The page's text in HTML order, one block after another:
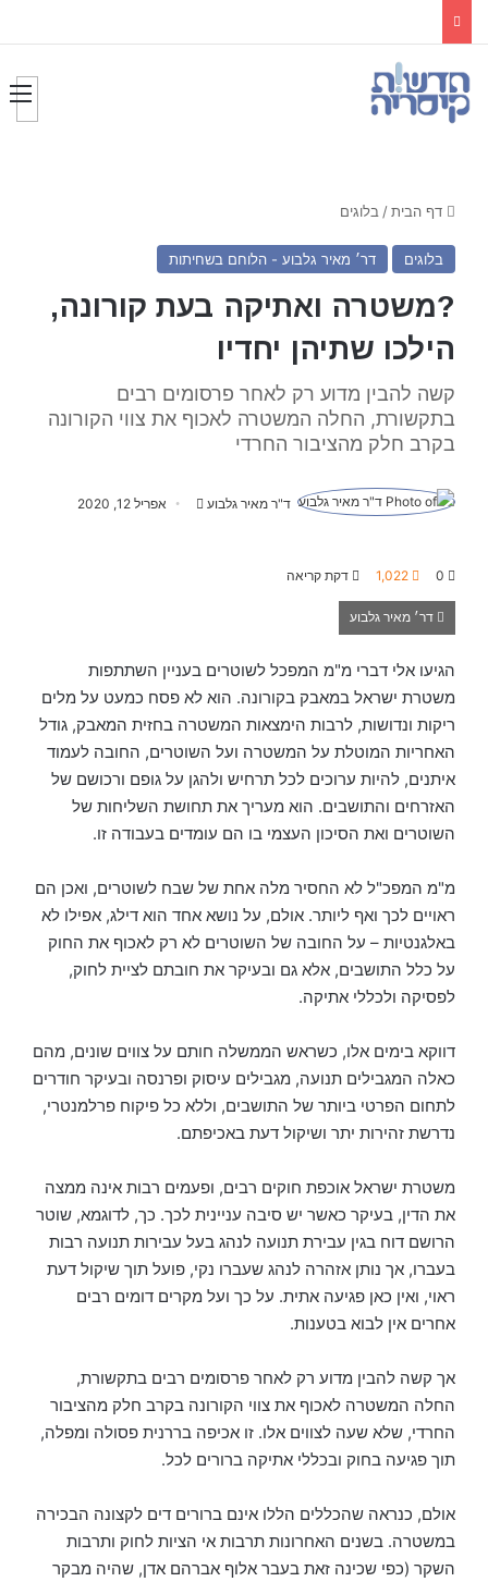
דף הבית/ בלוגים
בלוגים דר׳ מאיר גלבוע - הלוחם בשחיתות
?משטרה ואתיקה בעת קורונה,
הילכו שתיהן יחדיו
קשה להבין מדוע רק לאחר פרסומים רבים
בתקשורת, החלה המשטרה לאכוף את צווי הקורונה
בקרב חלק מהציבור החרדי
ד"ר מאיר גלבוע
m
אפריל 12, 2020
0
1,022 דקת קריאה
דר׳ מאיר גלבוע
הגיעו אלי דברי מ"מ המפכל לשוטרים בעניין השתתפות
משטרת ישראל במאבק בקורונה. הוא לא פסח כמעט על מלים
ריקות ונדושות, לרבות הימצאות המשטרה בחזית המאבק, גודל
האחריות המוטלת על המשטרה ועל השוטרים, החובה לעמוד
איתנים, להיות ערוכים לכל תרחיש ולהגן על גופם ורכושם של
האזרחים והתושבים. הוא מעריך את תחושת השליחות של
השוטרים ואת הסיכון העצמי בו הם עומדים בעבודה זו.
מ"מ המפכ"ל לא החסיר מלה אחת של שבח לשוטרים, ואכן הם
ראויים לכך ואף ליותר. אולם, על נושא אחד הוא דילג, אפילו לא
באלגנטיות – על החובה של השוטרים לא רק לאכוף את החוק
על כלל התושבים, אלא גם ובעיקר את חובתם לציית לחוק,
לפסיקה ולכללי אתיקה.
דווקא בימים אלו, כשראש הממשלה חותם על צווים שונים, מהם
כאלה המגבילים תנועה, מגבילים עיסוק ופרנסה ובעיקר חודרים
לתחום הפרטי ביותר של התושבים, וללא כל פיקוח פרלמנטרי,
נדרשת זהירות יתר ושיקול דעת באכיפתם.
משטרת ישראל אוכפת חוקים רבים, ופעמים רבות אינה ממצה
את הדין, בעיקר כאשר יש סיבה עניינית לכך. כך, לדוגמא, שוטר
הרושם דוח בגין עבירת תנועה לנהג בעל עבירות תנועה רבות
בעברו, אך נותן אזהרה לנהג שעברו נקי, פועל תוך שיקול דעת
ראוי, ואין כאן פגיעה אתית. על כך ועל מקרים דומים רבים
אחרים אין לבוא בטענות.
אך קשה להבין מדוע רק לאחר פרסומים רבים בתקשורת,
החלה המשטרה לאכוף את צווי הקורונה בקרב חלק מהציבור
החרדי, שלא שעה לצווים אלו. זו אכיפה בררנית פסולה ומפלה,
תוך פגיעה בחוק ובכללי אתיקה ברורים לכל.
אולם, כנראה שהכללים הללו אינם ברורים דים לקצונה הבכירה
במשטרה. בשנים האחרונות תרבות אי הציות לחוק ותרבות
השקר (כפי שכינה זאת בעבר אלוף אברהם אדן, שהיה מבקר